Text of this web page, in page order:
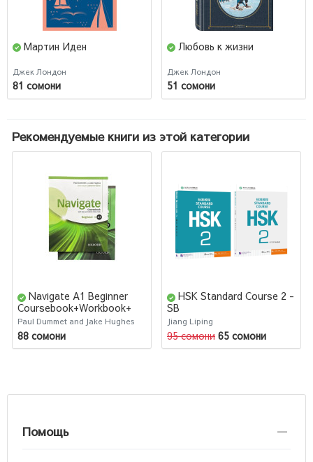
Мартин Иден
Джек Лондон
81 сомони
Любовь к жизни
Джек Лондон
51 сомони
Рекомендуемые книги из этой категории
Navigate A1 Beginner
Coursebook+Workbook+
DVD
Paul Dummet and Jake Hughes
88 сомони
HSK Standard Course 2 -
SB
Jiang Liping
95 сомони 65 сомони
Помощь